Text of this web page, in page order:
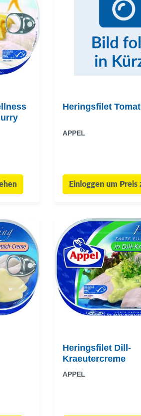
Heringsfilet
APPEL
Einloggen um Preis
Heringsfilet Dill-
Kraeutercreme
APPEL